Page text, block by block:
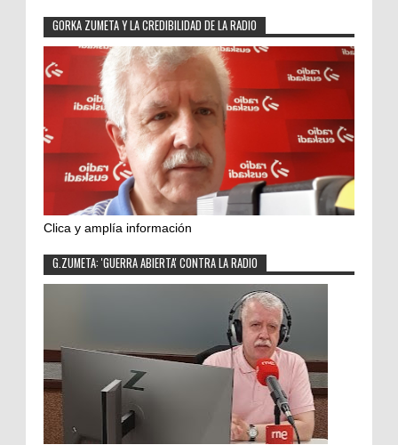
GORKA ZUMETA Y LA CREDIBILIDAD DE LA RADIO
Clica y amplía información
G.ZUMETA: 'GUERRA ABIERTA' CONTRA LA RADIO